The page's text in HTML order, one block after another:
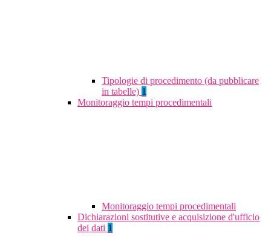
Tipologie di procedimento (da pubblicare
in tabelle) 1
Monitoraggio tempi procedimentali
Monitoraggio tempi procedimentali
Dichiarazioni sostitutive e acquisizione d'ufficio
dei dati 1